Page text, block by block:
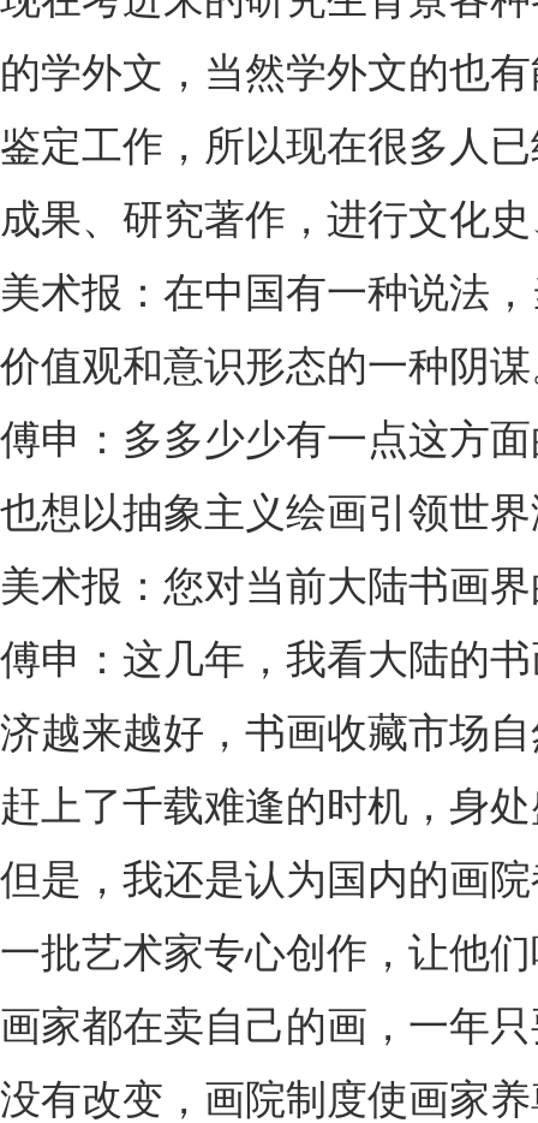
的学外文，当然学外文的也
鉴定工作，所以现在很多人
成果、研究著作，进行文化
美术报：在中国有一种说法
价值观和意识形态的一种阴
傅申：多多少少有一点这方
也想以抽象主义绘画引领世
美术报：您对当前大陆书画
傅申：这几年，我看大陆的
济越来越好，书画收藏市场
赶上了千载难逢的时机，身
但是，我还是认为国内的画
一批艺术家专心创作，让他
画家都在卖自己的画，一年
没有改变，画院制度使画家